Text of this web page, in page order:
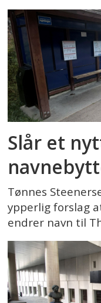
Slår et
Tønnes
ypperlig forslag
endrer navn til